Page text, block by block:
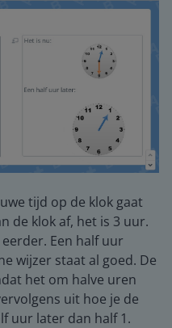
tijd op de klok gaat
de klok af, het is 3 uur.
Een half uur
wijzer staat al goed. De
het om halve uren
uit hoe je de
uur later dan half 1.